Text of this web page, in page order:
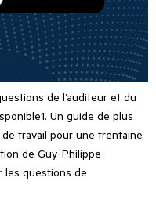
de l’auditeur et du
Un guide de plus
travail pour une trentaine
de Guy-Philippe
les questions de